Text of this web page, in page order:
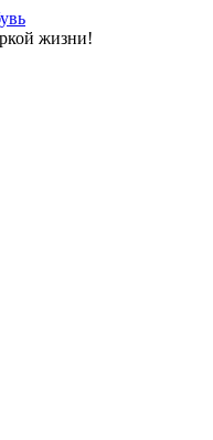
жизни!